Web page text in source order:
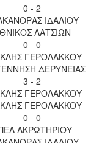
0 - 2
ΙΔΑΛΙΟΥ
ΛΑΤΣΙΩΝ
0 - 0
ΓΕΡΟΛΑΚΚΟΥ
ΔΕΡΥΝΕΙΑΣ
3 - 2
ΓΕΡΟΛΑΚΚΟΥ
ΓΕΡΟΛΑΚΚΟΥ
0 - 0
ΑΚΡΩΤΗΡΙΟΥ